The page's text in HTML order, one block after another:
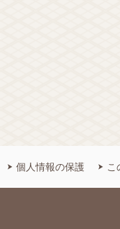
個人情報の保護 こ